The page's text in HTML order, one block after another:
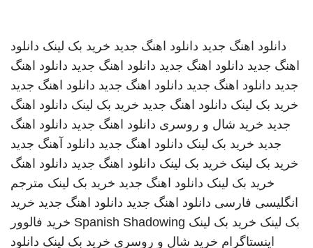
دانلود اهنگ جدید دانلود اهنگ جدید خرید بک لینک دانلود
اهنگ جدید دانلود اهنگ جدید دانلود اهنگ جدید دانلود اهنگ
جدید دانلود اهنگ جدید دانلود اهنگ جدید دانلود اهنگ جدید
خرید بک لینک دانلود اهنگ جدید خرید بک لینک دانلود اهنگ
جدید خرید شال و روسری دانلود اهنگ جدید دانلود اهنگ
جدید خرید بک لینک دانلود اهنگ جدید دانلود آهنگ جدید
خرید بک لینک خرید بک لینک دانلود اهنگ جدید دانلود اهنگ
خرید بک لینک دانلود اهنگ جدید خرید بک لینک مترجم
انگلیسی فارسی دانلود اهنگ جدید دانلود اهنگ جدید خرید
بک لینک خرید بک لینک Spanish Shadowing خرید فالوور
اینستاگرام خرید شال و روسری خرید بک لینک دانلود